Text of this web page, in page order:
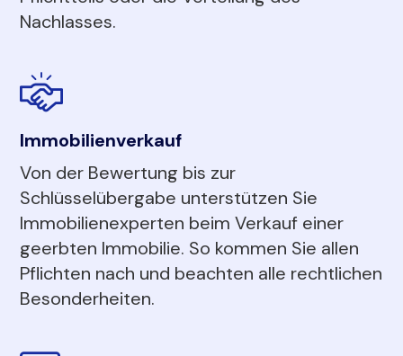
Nachlasses.
Immobilienverkauf
Von der Bewertung bis zur
Schlüsselübergabe unterstützen Sie
Immobilienexperten beim Verkauf einer
geerbten Immobilie. So kommen Sie allen
Pflichten nach und beachten alle rechtlichen
Besonderheiten.